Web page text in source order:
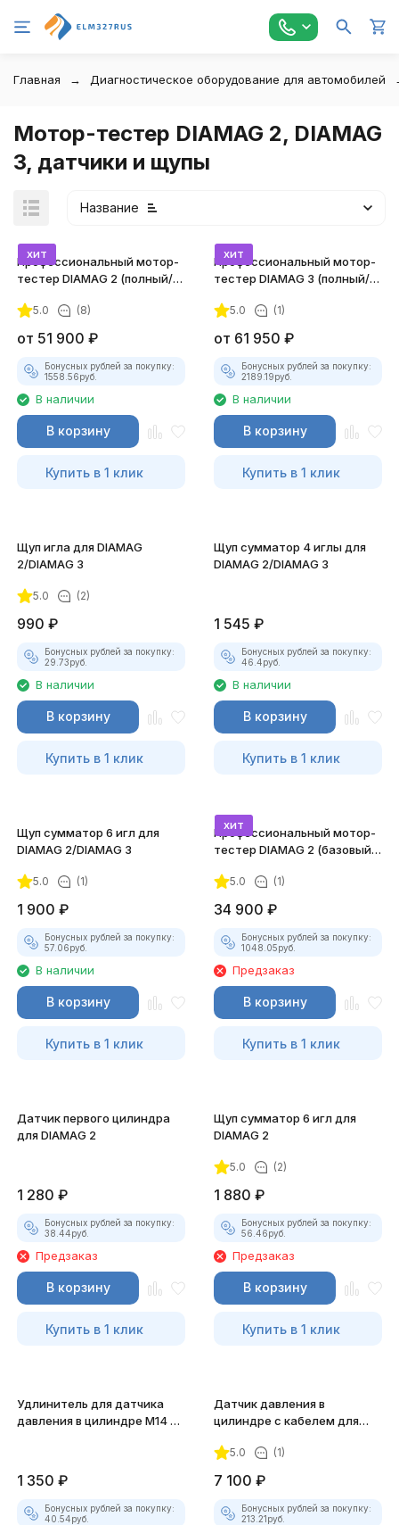
Главная Диагностическое оборудование для автомобилей
Мотор-тестер DIAMAG 2, DIAMAG
3, датчики и щупы
Название
хит
Профессиональный мотор-
тестер DIAMAG 2 (полный/
5.0 (8)
от 51 900 ₽
Бонусных рублей за покупку:
1558.56руб.
В наличии
В корзину
Купить в 1 клик
хит
Профессиональный мотор-
тестер DIAMAG 3 (полный/
5.0 (1)
от 61 950 ₽
Бонусных рублей за покупку:
2189.19руб.
В наличии
В корзину
Купить в 1 клик
Щуп игла для DIAMAG
2/DIAMAG 3
5.0 (2)
990 ₽
Бонусных рублей за покупку:
29.73руб.
В наличии
В корзину
Купить в 1 клик
Щуп сумматор 4 иглы для
DIAMAG 2/DIAMAG 3
1 545 ₽
Бонусных рублей за покупку:
46.4руб.
В наличии
В корзину
Купить в 1 клик
Щуп сумматор 6 игл для
DIAMAG 2/DIAMAG 3
5.0 (1)
1 900 ₽
Бонусных рублей за покупку:
57.06руб.
В наличии
В корзину
Купить в 1 клик
хит
Профессиональный мотор-
тестер DIAMAG 2 (базовый
5.0 (1)
34 900 ₽
Бонусных рублей за покупку:
1048.05руб.
Предзаказ
В корзину
Купить в 1 клик
Датчик первого цилиндра
для DIAMAG 2
1 280 ₽
Бонусных рублей за покупку:
38.44руб.
Предзаказ
В корзину
Купить в 1 клик
Щуп сумматор 6 игл для
DIAMAG 2
5.0 (2)
1 880 ₽
Бонусных рублей за покупку:
56.46руб.
Предзаказ
В корзину
Купить в 1 клик
Удлинитель для датчика
давления в цилиндре M14 x
1 350 ₽
Бонусных рублей за покупку:
40.54руб.
Датчик давления в
цилиндре с кабелем для
5.0 (1)
7 100 ₽
Бонусных рублей за покупку:
213.21руб.